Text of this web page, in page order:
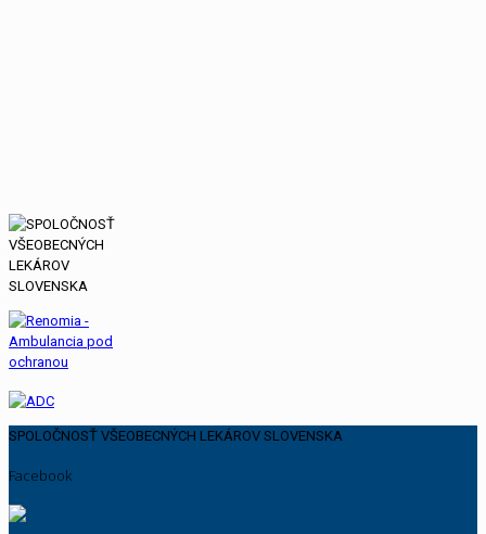
SPOLOČNOSŤ VŠEOBECNÝCH LEKÁROV SLOVENSKA
Facebook